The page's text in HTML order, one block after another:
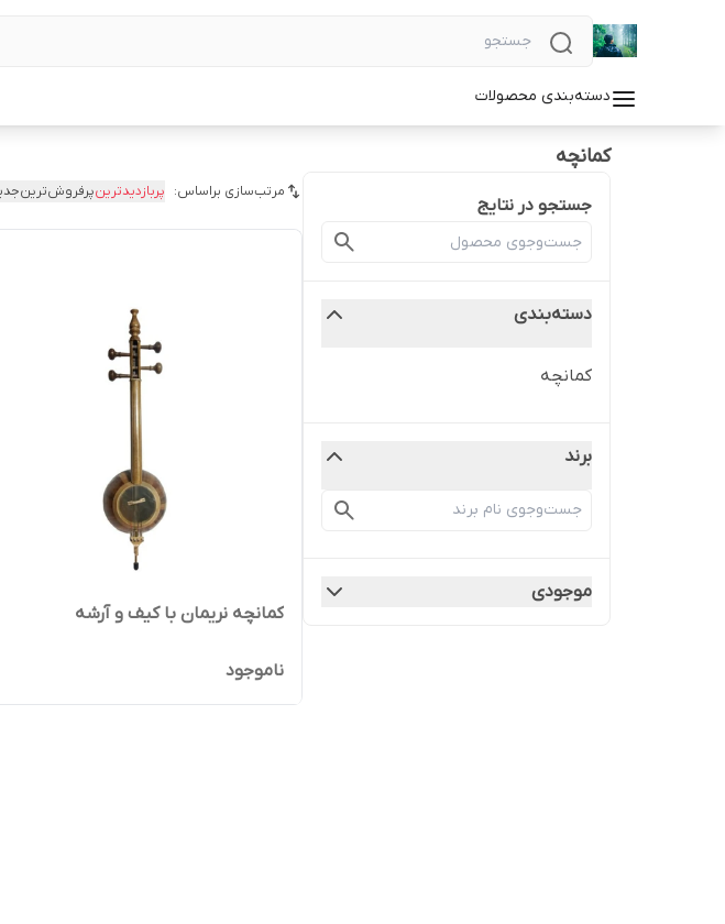
دسته‌بندی محصولات
کمانچه
جستجو در نتایج
دسته‌بندی
کمانچه
برند
موجودی
مرتب‌سازی براساس: پربازدیدترینپرفروش‌ترین
کمانچه نریمان با کیف و آرشه
ناموجود